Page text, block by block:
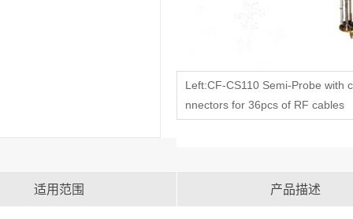
Left:CF-CS110 Semi-Probe with
nnectors for 36pcs of RF cables
适用范围 产品描述